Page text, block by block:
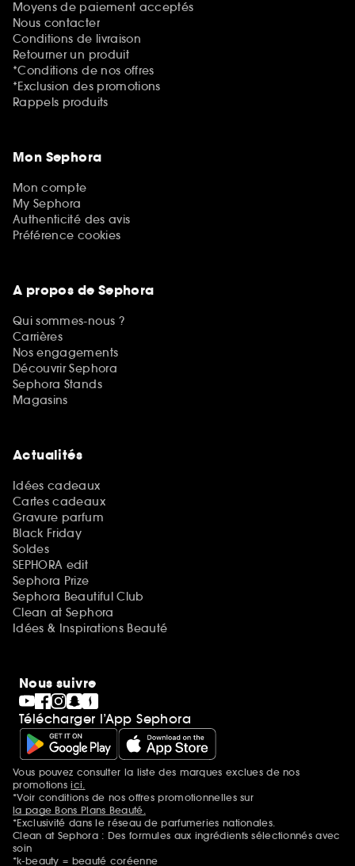
Moyens de paiement acceptés
Nous contacter
Conditions de livraison
Retourner un produit
*Conditions de nos offres
*Exclusion des promotions
Rappels produits
Mon Sephora
Mon compte
My Sephora
Authenticité des avis
Préférence cookies
A propos de Sephora
Qui sommes-nous ?
Carrières
Nos engagements
Découvrir Sephora
Sephora Stands
Magasins
Actualités
Idées cadeaux
Cartes cadeaux
Gravure parfum
Black Friday
Soldes
SEPHORA edit
Sephora Prize
Sephora Beautiful Club
Clean at Sephora
Idées & Inspirations Beauté
Nous suivre
Télécharger l’App Sephora
Mentions additionnelles
Vous pouvez consulter la liste des marques exclues de nos
promotionsici.
*Voir conditions de nos offres promotionnelles sur
la page Bons Plans Beauté.
*Exclusivité dans le réseau de parfumeries nationales.
Clean at Sephora : Des formules aux ingrédients sélectionnés avec
soin
*k-beauty = beauté coréenne